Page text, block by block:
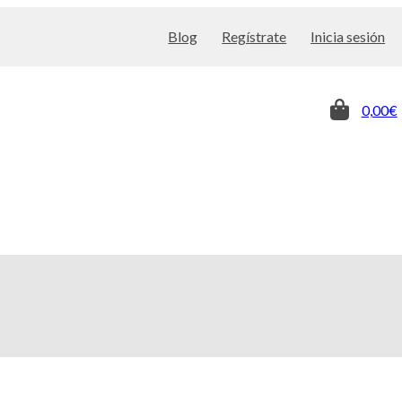
Blog Regístrate Inicia sesión
0,00€